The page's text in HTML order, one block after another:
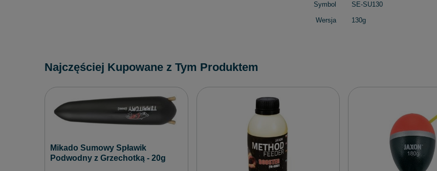
Symbol SE-SU130
Wersja 130g
Najczęściej Kupowane z Tym Produktem
Mikado Sumowy Spławik
Podwodny z Grzechotką - 20g